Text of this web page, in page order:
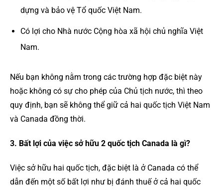
dựng và bảo vệ Tổ quốc Việt Nam.
Có lợi cho Nhà nước Cộng hòa xã hội chủ nghĩa Việt
Nam.
Nếu bạn không nằm trong các trường hợp đặc biệt này
hoặc không có sự cho phép của Chủ tịch nước, thì theo
quy định, bạn sẽ không thể giữ cả hai quốc tịch Việt Nam
và Canada đồng thời.
3. Bất lợi của việc sở hữu 2 quốc tịch Canada là gì?
Việc sở hữu hai quốc tịch, đặc biệt là ở Canada có thể
dẫn đến một số bất lợi như bị đánh thuế ở cả hai quốc